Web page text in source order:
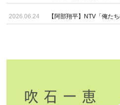
2026.06.24 【阿部翔平】NTV「俺た